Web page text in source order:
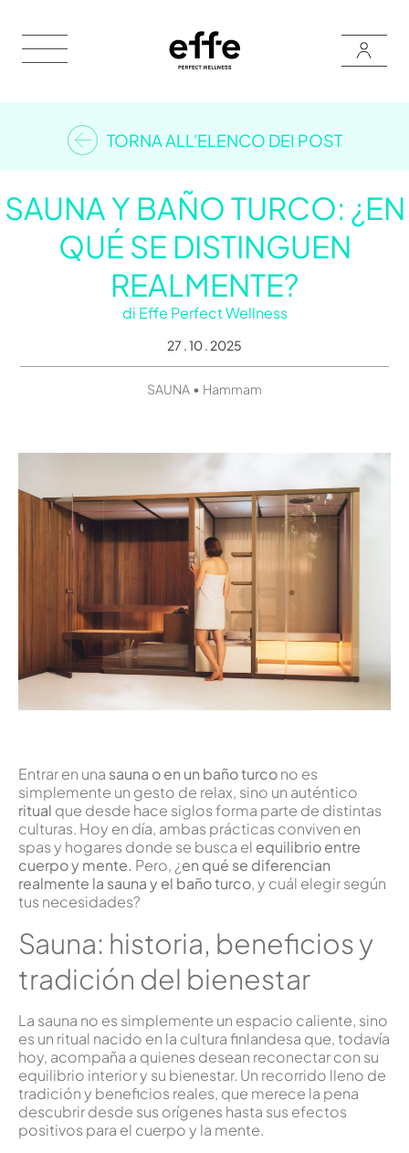
TORNA ALL'ELENCO DEI POST
SAUNA Y BAÑO TURCO: ¿EN
QUÉ SE DISTINGUEN
REALMENTE?
di Effe Perfect Wellness
27 . 10 . 2025
SAUNA • Hammam
Entrar en una sauna o en un baño turcono es
simplemente un gesto de relax, sino un auténtico
ritual que desde hace siglos forma parte de distintas
culturas. Hoy en día, ambas prácticas conviven en
spas y hogares donde se busca el equilibrio entre
cuerpo y mente. Pero, ¿en qué se diferencian
realmente la sauna y el baño turco, y cuál elegir según
tus necesidades?
Sauna: historia, beneficios y
tradición del bienestar
La sauna no es simplemente un espacio caliente, sino
es un ritual nacido en la cultura finlandesa que, todavía
hoy, acompaña a quienes desean reconectar con su
equilibrio interior y su bienestar. Un recorrido lleno de
tradición y beneficios reales, que merece la pena
descubrir desde sus orígenes hasta sus efectos
positivos para el cuerpo y la mente.